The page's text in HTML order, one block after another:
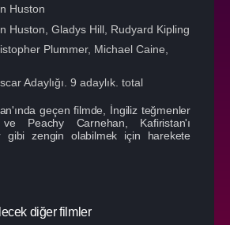
Huston
Huston, Gladys Hill, Rudyard Kipling
Plummer, Michael Caine
Adaylığı. 9 adaylık. total
geçen filmde, İngiliz teğmenler
Peachy Carnehan, Kafiristan'ı
gibi zengin olabilmek için harekete
diğer filmler